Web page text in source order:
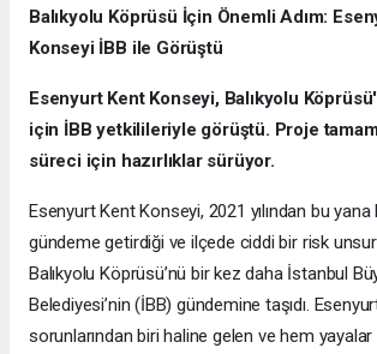
Balıkyolu Köprüsü İçin Önemli Adım:
Konseyi İBB ile Görüştü
Esenyurt Kent Konseyi, Balıkyolu
için İBB yetkilileriyle görüştü. Proje
süreci için hazırlıklar sürüyor.
Esenyurt Kent Konseyi, 2021 yılından bu
gündeme getirdiği ve ilçede ciddi bir risk
Balıkyolu Köprüsü’nü bir kez daha İstanbul
Belediyesi’nin (İBB) gündemine taşıdı.
sorunlarından biri haline gelen ve hem